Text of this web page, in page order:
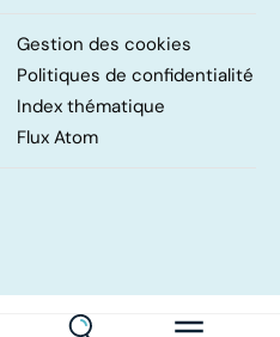
Gestion des cookies
Politiques de confidentialité
Index thématique
Flux Atom